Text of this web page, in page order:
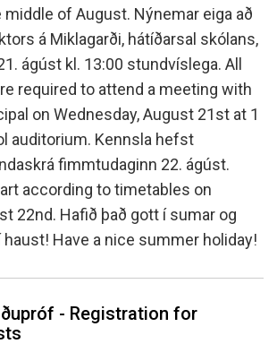
middle of August. Nýnemar eiga að
á Miklagarði, hátíðarsal skólans,
ágúst kl. 13:00 stundvíslega. All
required to attend a meeting with
on Wednesday, August 21st at 1
auditorium. Kennsla hefst
fimmtudaginn 22. ágúst.
according to timetables on
22nd. Hafið það gott í sumar og
Have a nice summer holiday!
- Registration for